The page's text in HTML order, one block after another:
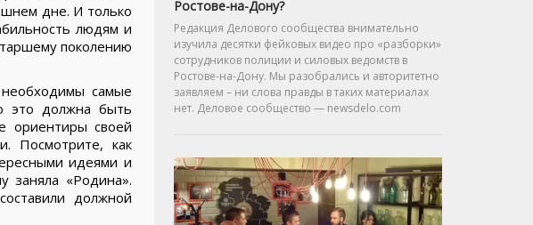
дне. И только
людям и
поколению
самые
это должна быть
ориентиры своей
Посмотрите, как
идеями и
заняла «Родина».
должной
Ростове-на-Дону?
Редакция Делового сообщества внимательно
изучила десятки фейковых видео про «разборки»
сотрудников полиции и силовых ведомств в
Ростове-на-Дону. Мы разобрались и авторитетно
заявляем – ни слова правды в таких материалах
нет. Деловое сообщество — newsdelo.com